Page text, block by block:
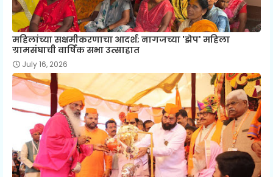
महिलांच्या सक्षमीकरणाचा आदर्श; नागजच्या 'झेप' महिला
ग्रामसंघाची वार्षिक सभा उत्साहात
July 16, 2026